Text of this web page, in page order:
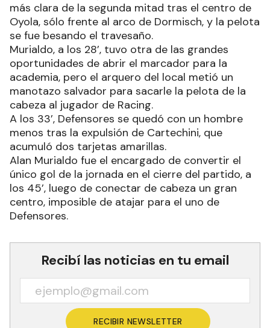
más clara de la segunda mitad tras el centro de
Oyola, sólo frente al arco de Dormisch, y la pelota
se fue besando el travesaño.
Murialdo, a los 28’, tuvo otra de las grandes
oportunidades de abrir el marcador para la
academia, pero el arquero del local metió un
manotazo salvador para sacarle la pelota de la
cabeza al jugador de Racing.
A los 33’, Defensores se quedó con un hombre
menos tras la expulsión de Cartechini, que
acumuló dos tarjetas amarillas.
Alan Murialdo fue el encargado de convertir el
único gol de la jornada en el cierre del partido, a
los 45’, luego de conectar de cabeza un gran
centro, imposible de atajar para el uno de
Defensores.
Recibí las noticias en tu email
RECIBIR NEWSLETTER